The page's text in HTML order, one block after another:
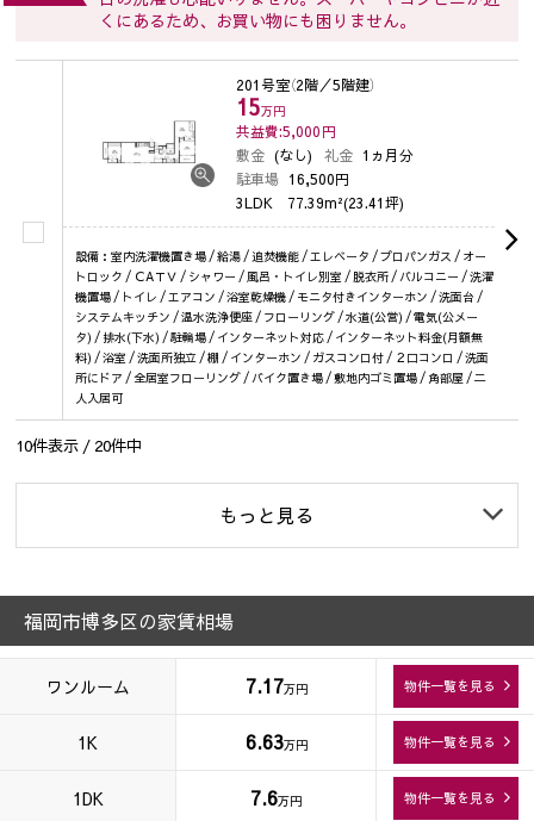
くにあるため、お買い物にも困りません。
201号室（2階／5階建）
15万円
共益費:5,000円
敷金 (なし) 礼金 1ヵ月分
駐車場 16,500円
3LDK 77.39m²(23.41坪)
設備：室内洗濯機置き場 / 給湯 / 追焚機能 / エレベータ / プロパンガス / オー
トロック / ＣAＴＶ / シャワー / 風呂・トイレ別室 / 脱衣所 / バルコニー / 洗濯
機置場 / トイレ / エアコン / 浴室乾燥機 / モニタ付きインターホン / 洗面台 /
システムキッチン / 温水洗浄便座 / フローリング / 水道(公営) / 電気(公メー
タ) / 排水(下水) / 駐輪場 / インターネット対応 / インターネット料金(月額無
料) / 浴室 / 洗面所独立 / 棚 / インターホン / ガスコンロ付 / ２口コンロ / 洗面
所にドア / 全居室フローリング / バイク置き場 / 敷地内ゴミ置場 / 角部屋 / 二
人入居可
10件表示 / 20件中
もっと見る
福岡市博多区の家賃相場
ワンルーム 7.17万円 物件一覧を見る
1K 6.63万円 物件一覧を見る
1DK 7.6万円 物件一覧を見る